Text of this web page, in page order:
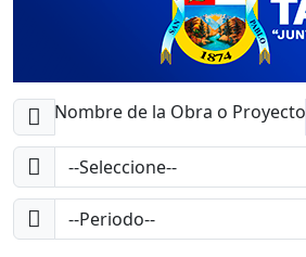
Nombre de la Obra o Proyecto